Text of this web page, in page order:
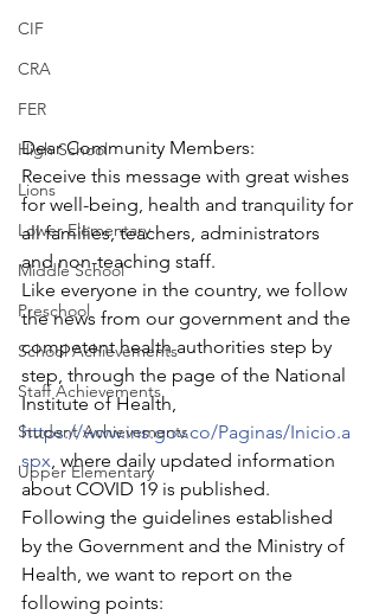
CIF
CRA
FER
High School
Lions
Lower Elementary
Middle School
Preschool
School Achievements
Staff Achievements
Student Achievements
Upper Elementary
Dear Community Members:
Receive this message with great wishes
for well-being, health and tranquility for
all families, teachers, administrators
and non-teaching staff.
Like everyone in the country, we follow
the news from our government and the
competent health authorities step by
step, through the page of the National
Institute of Health,
https://www.ins.gov.co/Paginas/Inicio.a
spx, where daily updated information
about COVID 19 is published.
Following the guidelines established
by the Government and the Ministry of
Health, we want to report on the
following points: